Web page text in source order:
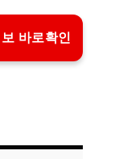
바로확인